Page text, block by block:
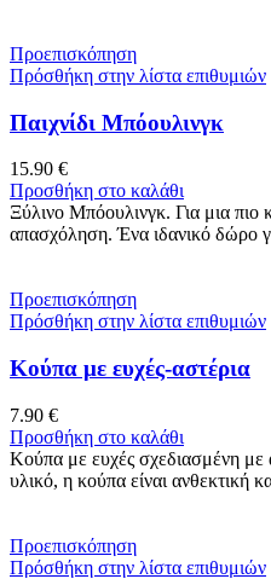
Προεπισκόπηση
Πρόσθήκη στην λίστα επιθυμιών
Παιχνίδι Μπόουλινγκ
15.90 €
Προσθήκη στο καλάθι
Ξύλινο Μπόουλινγκ. Για μια πιο
απασχόληση. Ένα ιδανικό δώρο
Προεπισκόπηση
Πρόσθήκη στην λίστα επιθυμιών
Koύπα με ευχές-αστέρια
7.90 €
Προσθήκη στο καλάθι
Κούπα με ευχές σχεδιασμένη με
υλικό, η κούπα είναι ανθεκτική
Προεπισκόπηση
Πρόσθήκη στην λίστα επιθυμιών